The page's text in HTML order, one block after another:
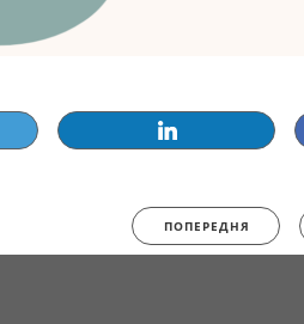
ПОПЕРЕДНЯ